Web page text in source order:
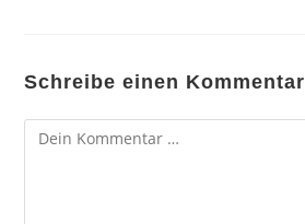
Schreibe einen Kommentar
Kommentar